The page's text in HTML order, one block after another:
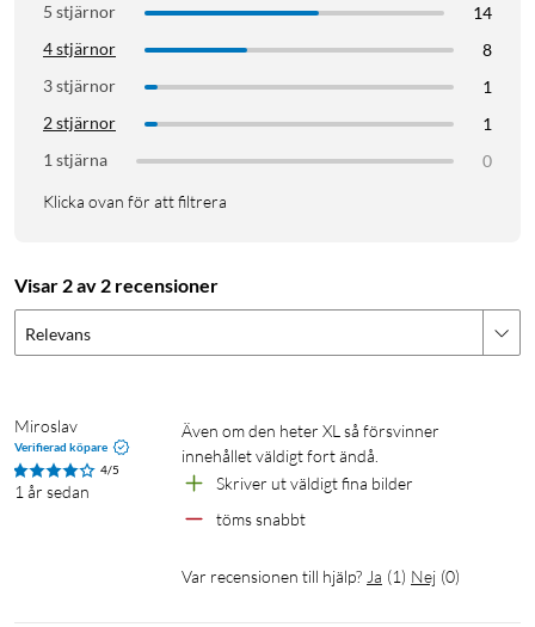
5 stjärnor
14
4 stjärnor
8
3 stjärnor
1
2 stjärnor
1
1 stjärna
0
Klicka ovan för att filtrera
Visar 2 av 2 recensioner
Relevans
Miroslav
Verifierad köpare
4/5
1 år sedan
Även om den heter XL så försvinner
innehållet väldigt fort ändå.
Skriver ut väldigt fina bilder
töms snabbt
Var recensionen till hjälp? Ja (1) Nej (0)